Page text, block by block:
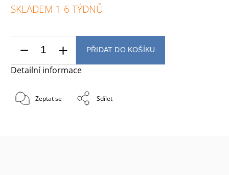
SKLADEM 1-6 TÝDNŮ
PŘIDAT DO KOŠÍKU
Detailní informace
Zeptat se Sdílet